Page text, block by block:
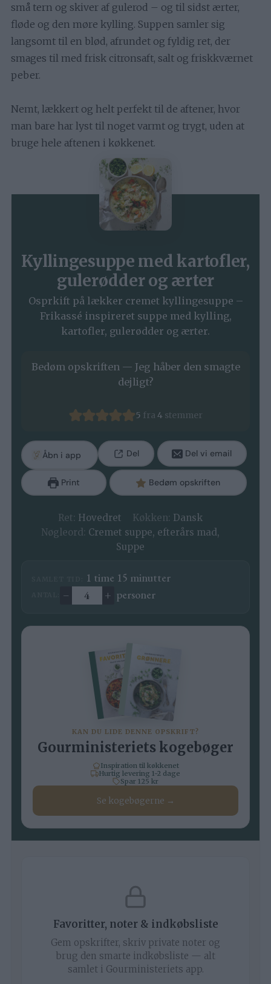
små tern og skiver af gulerod – og til sidst ærter,
fløde og den møre kylling. Suppen samler sig
langsomt til en blød, afrundet og fyldig ret, der
smages til med frisk citronsaft, salt og friskkværnet
peber.
Nemt, lækkert og helt perfekt til de aftener, hvor
man bare har lyst til noget varmt og trygt, uden at
bruge hele aftenen i køkkenet.
Kyllingesuppe med kartofler,
gulerødder og ærter
Osprkift på lækker cremet kyllingesuppe –
Frikassé inspireret suppe med kylling,
kartofler, gulerødder og ærter.
Bedøm opskriften — Jeg håber den smagte
dejligt?
5 fra 4 stemmer
Åbn i app Del Del vi email
Print Bedøm opskriften
Ret: Hovedret Køkken: Dansk
Nøgleord: Cremet suppe, efterårs mad,
Suppe
1 time
time 15minutter
minutter
Ændre antal
– + personer
KAN DU LIDE DENNE OPSKRIFT?
Gourministeriets kogebøger
Inspiration til køkkenet
Hurtig levering 1-2 dage
Spar 125 kr
Se kogebøgerne →
Favoritter, noter & indkøbsliste
Gem opskrifter, skriv private noter og
brug den smarte indkøbsliste — alt
samlet i Gourministeriets app.